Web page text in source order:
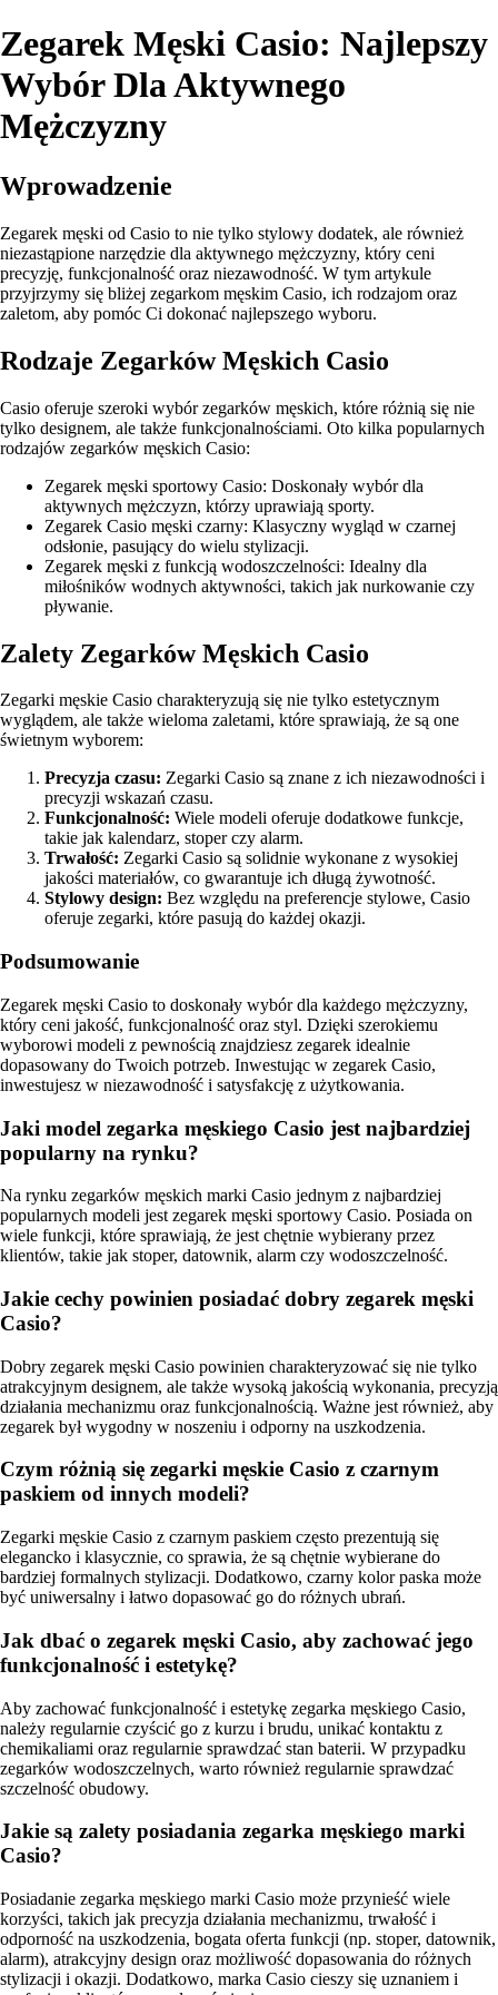
Zegarek Męski Casio: Najlepszy
Wybór Dla Aktywnego
Mężczyzny
Wprowadzenie
Zegarek męski od Casio to nie tylko stylowy dodatek, ale również
niezastąpione narzędzie dla aktywnego mężczyzny, który ceni
precyzję, funkcjonalność oraz niezawodność. W tym artykule
przyjrzymy się bliżej zegarkom męskim Casio, ich rodzajom oraz
zaletom, aby pomóc Ci dokonać najlepszego wyboru.
Rodzaje Zegarków Męskich Casio
Casio oferuje szeroki wybór zegarków męskich, które różnią się nie
tylko designem, ale także funkcjonalnościami. Oto kilka popularnych
rodzajów zegarków męskich Casio:
Zegarek męski sportowy Casio: Doskonały wybór dla
aktywnych mężczyzn, którzy uprawiają sporty.
Zegarek Casio męski czarny: Klasyczny wygląd w czarnej
odsłonie, pasujący do wielu stylizacji.
Zegarek męski z funkcją wodoszczelności: Idealny dla
miłośników wodnych aktywności, takich jak nurkowanie czy
pływanie.
Zalety Zegarków Męskich Casio
Zegarki męskie Casio charakteryzują się nie tylko estetycznym
wyglądem, ale także wieloma zaletami, które sprawiają, że są one
świetnym wyborem:
Precyzja czasu: Zegarki Casio są znane z ich niezawodności i
precyzji wskazań czasu.
Funkcjonalność: Wiele modeli oferuje dodatkowe funkcje,
takie jak kalendarz, stoper czy alarm.
Trwałość: Zegarki Casio są solidnie wykonane z wysokiej
jakości materiałów, co gwarantuje ich długą żywotność.
Stylowy design: Bez względu na preferencje stylowe, Casio
oferuje zegarki, które pasują do każdej okazji.
Podsumowanie
Zegarek męski Casio to doskonały wybór dla każdego mężczyzny,
który ceni jakość, funkcjonalność oraz styl. Dzięki szerokiemu
wyborowi modeli z pewnością znajdziesz zegarek idealnie
dopasowany do Twoich potrzeb. Inwestując w zegarek Casio,
inwestujesz w niezawodność i satysfakcję z użytkowania.
Jaki model zegarka męskiego Casio jest najbardziej
popularny na rynku?
Na rynku zegarków męskich marki Casio jednym z najbardziej
popularnych modeli jest zegarek męski sportowy Casio. Posiada on
wiele funkcji, które sprawiają, że jest chętnie wybierany przez
klientów, takie jak stoper, datownik, alarm czy wodoszczelność.
Jakie cechy powinien posiadać dobry zegarek męski
Casio?
Dobry zegarek męski Casio powinien charakteryzować się nie tylko
atrakcyjnym designem, ale także wysoką jakością wykonania, precyzją
działania mechanizmu oraz funkcjonalnością. Ważne jest również, aby
zegarek był wygodny w noszeniu i odporny na uszkodzenia.
Czym różnią się zegarki męskie Casio z czarnym
paskiem od innych modeli?
Zegarki męskie Casio z czarnym paskiem często prezentują się
elegancko i klasycznie, co sprawia, że są chętnie wybierane do
bardziej formalnych stylizacji. Dodatkowo, czarny kolor paska może
być uniwersalny i łatwo dopasować go do różnych ubrań.
Jak dbać o zegarek męski Casio, aby zachować jego
funkcjonalność i estetykę?
Aby zachować funkcjonalność i estetykę zegarka męskiego Casio,
należy regularnie czyścić go z kurzu i brudu, unikać kontaktu z
chemikaliami oraz regularnie sprawdzać stan baterii. W przypadku
zegarków wodoszczelnych, warto również regularnie sprawdzać
szczelność obudowy.
Jakie są zalety posiadania zegarka męskiego marki
Casio?
Posiadanie zegarka męskiego marki Casio może przynieść wiele
korzyści, takich jak precyzja działania mechanizmu, trwałość i
odporność na uszkodzenia, bogata oferta funkcji (np. stoper, datownik,
alarm), atrakcyjny design oraz możliwość dopasowania do różnych
stylizacji i okazji. Dodatkowo, marka Casio cieszy się uznaniem i